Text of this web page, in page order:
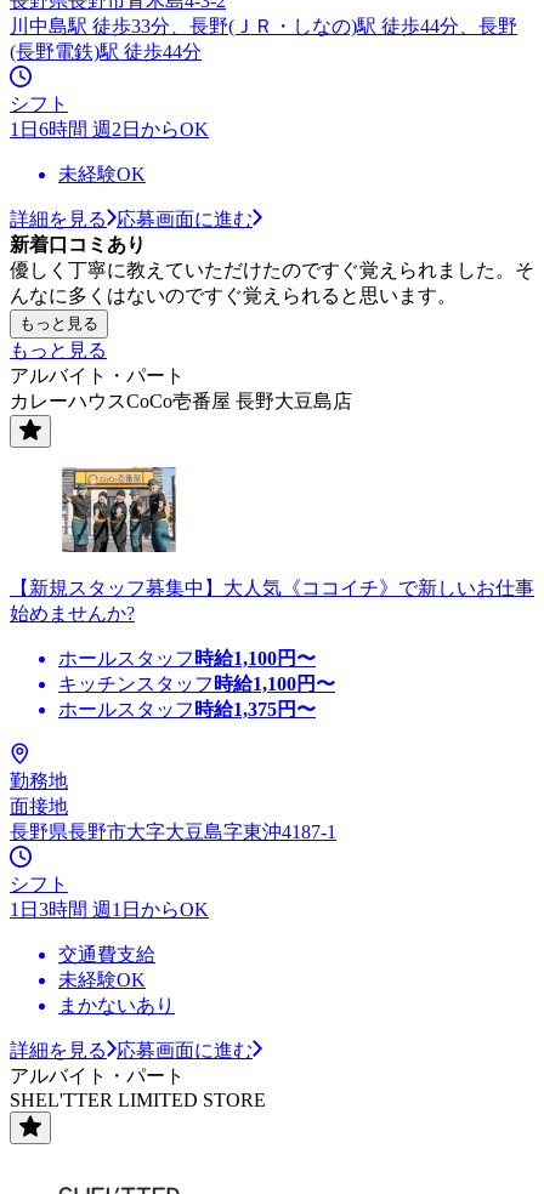
川中島駅 徒歩33分、長野(ＪＲ・しなの)駅 徒歩44分、長野
(長野電鉄)駅 徒歩44分
シフト
1日6時間 週2日からOK
未経験OK
詳細を見る
応募画面に進む
新着口コミあり
優しく丁寧に教えていただけたのですぐ覚えられました。そ
んなに多くはないのですぐ覚えられると思います。
もっと見る
もっと見る
アルバイト・パート
カレーハウスCoCo壱番屋 長野大豆島店
【新規スタッフ募集中】大人気《ココイチ》で新しいお仕事
始めませんか?
ホールスタッフ 時給1,100円〜
キッチンスタッフ 時給1,100円〜
ホールスタッフ 時給1,375円〜
勤務地
面接地
長野県長野市大字大豆島字東沖4187-1
シフト
1日3時間 週1日からOK
交通費支給
未経験OK
まかないあり
詳細を見る
応募画面に進む
アルバイト・パート
SHEL'TTER LIMITED STORE